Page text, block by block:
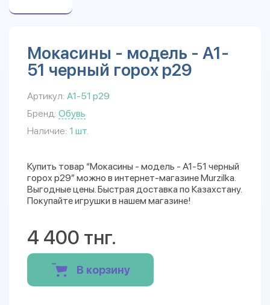
Мокасины - модель - A1-
51 черный горох р29
Артикул: A1-51 р29
Бренд: Обувь
Наличие: 1 шт.
Купить товар “Мокасины - модель - A1-51 черный
горох р29” можно в интернет-магазине Murzilka.
Выгодные цены. Быстрая доставка по Казахстану.
Покупайте игрушки в нашем магазине!
4 400 тнг.
В корзину